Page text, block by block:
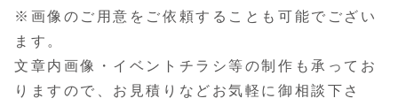
※画像のご用意をご依頼することも可能でござい
ます。
文章内画像・イベントチラシ等の制作も承ってお
りますので、お見積りなどお気軽に御相談下さ